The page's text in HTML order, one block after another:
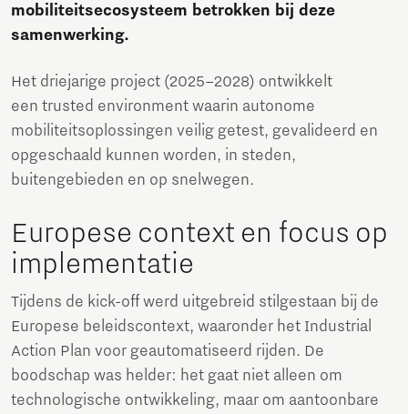
mobiliteitsecosysteem betrokken bij deze
samenwerking.
Het driejarige project (2025–2028) ontwikkelt
een trusted environment waarin autonome
mobiliteitsoplossingen veilig getest, gevalideerd en
opgeschaald kunnen worden, in steden,
buitengebieden en op snelwegen.
Europese context en focus op
implementatie
Tijdens de kick-off werd uitgebreid stilgestaan bij de
Europese beleidscontext, waaronder het Industrial
Action Plan voor geautomatiseerd rijden. De
boodschap was helder: het gaat niet alleen om
technologische ontwikkeling, maar om aantoonbare